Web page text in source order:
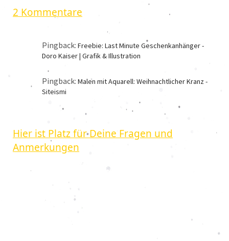
2 Kommentare
Pingback: Freebie: Last Minute Geschenkanhänger -
Doro Kaiser | Grafik & Illustration
Pingback: Malen mit Aquarell: Weihnachtlicher Kranz -
Siteismi
Hier ist Platz für Deine Fragen und
Anmerkungen